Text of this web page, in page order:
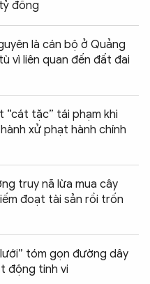
đồng
là cán bộ ở Quảng
vì liên quan đến đất đai
“cát tặc” tái phạm khi
xử phạt hành chính
truy nã lừa mua cây
đoạt tài sản rồi trốn
tóm gọn đường dây
động tinh vi